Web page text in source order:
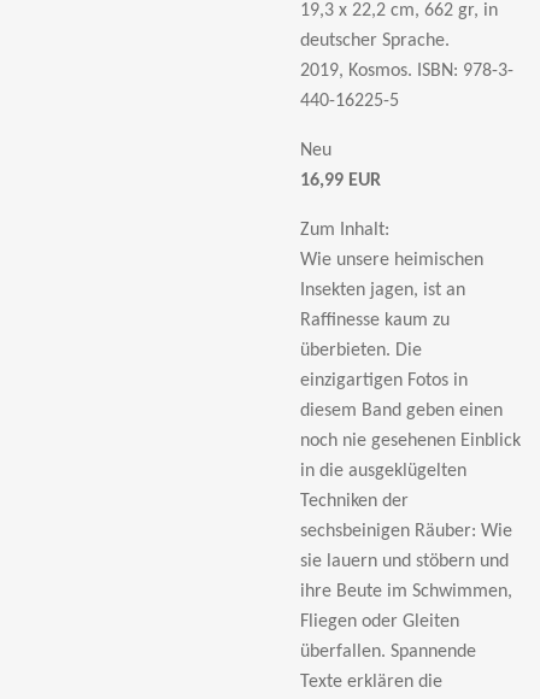
19,3 x 22,2 cm, 662 gr, in
deutscher Sprache.
2019, Kosmos. ISBN: 978-3-
440-16225-5
Neu
16,99 EUR
Zum Inhalt:
Wie unsere heimischen
Insekten jagen, ist an
Raffinesse kaum zu
überbieten. Die
einzigartigen Fotos in
diesem Band geben einen
noch nie gesehenen Einblick
in die ausgeklügelten
Techniken der
sechsbeinigen Räuber: Wie
sie lauern und stöbern und
ihre Beute im Schwimmen,
Fliegen oder Gleiten
überfallen. Spannende
Texte erklären die